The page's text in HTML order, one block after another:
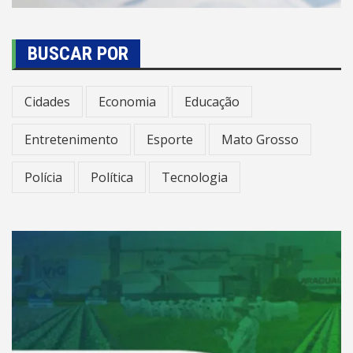
BUSCAR POR
Cidades Economia Educação
Entretenimento Esporte Mato Grosso
Polícia Política Tecnologia